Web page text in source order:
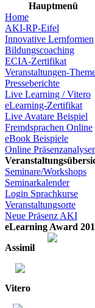
Hauptmenü
Home
AKI-RP-Eifel
Innovative Lernformen
Bildungscoaching
ECIA-Zertifikat
Veranstaltungen-
Presseberichte
Live Learning / Vitero
eLearning-Zertifikat
Live Avatare Beispiel
Fremdsprachen Online
eBook Beispiele
Online
Seminare/Workshops
Seminarkalender
Login Sprachkurse
Veranstaltungsorte
Neue Präsenz AKI
eLearning Award
Assimil
Vitero